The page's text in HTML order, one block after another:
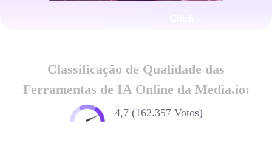
Classificação de Qualidade das
Ferramentas de IA Online da Media.io:
4,7 (162.357 Votos)